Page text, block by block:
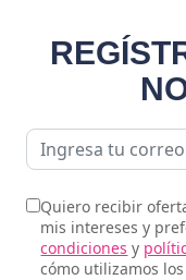
Quiero recibir
mis intereses y
condiciones y
cómo utilizamos